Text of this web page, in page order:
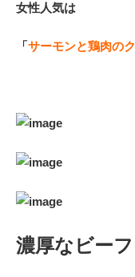
女性人気は
「サーモンと鶏肉の
濃厚なビー